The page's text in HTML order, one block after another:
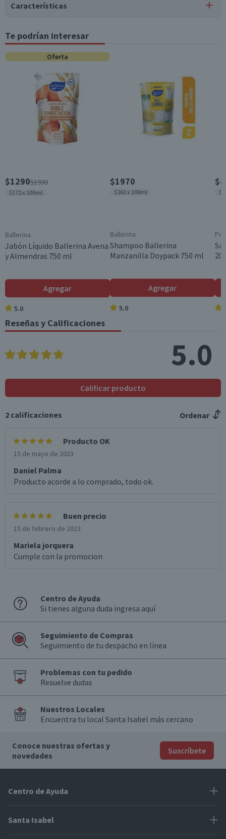
Características
Tipo de Producto
Pasta Dental
Contenido
Garantía Mínima Legal
Válida hasta su fecha de caducidad
Te podrían interesar
Oferta
$1290$1930
$172 x 100ml
Ballerina
Jabón Líquido Ballerina Avena
y Almendras 750 ml
Agregar
5.0
$1970
$263 x 100ml
Ballerina
Shampoo Ballerina
Manzanilla Doypack 750 ml
Agregar
5.0
Reseñas y Calificaciones
5.0
Calificar producto
2 calificaciones Ordenar
Producto OK
15 de mayo de 2023
Daniel Palma
Producto acorde a lo comprado, todo ok.
Buen precio
15 de febrero de 2023
Mariela jorquera
Cumple con la promocion
Centro de Ayuda
Si tienes alguna duda ingresa aquí
Seguimiento de Compras
Seguimiento de tu despacho en línea
Problemas con tu pedido
Resuelve dudas
Nuestros Locales
Encuentra tu local Santa Isabel más cercano
Conoce nuestras ofertas y
novedades
Suscríbete
Centro de Ayuda
Problemas con tu pedido
Santa Isabel